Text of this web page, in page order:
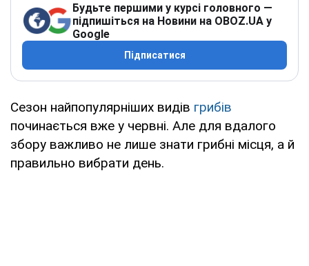
Будьте першими у курсі головного —
підпишіться на Новини на OBOZ.UA у
Google
Підписатися
Сезон найпопулярніших видів грибів
починається вже у червні. Але для вдалого
збору важливо не лише знати грибні місця, а й
правильно вибрати день.